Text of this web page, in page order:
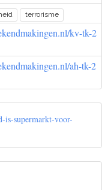
terrorisme
kv-tk-2
ah-tk-2
is-supermarkt-voor-